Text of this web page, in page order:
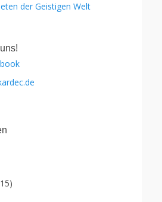
der Geistigen Welt